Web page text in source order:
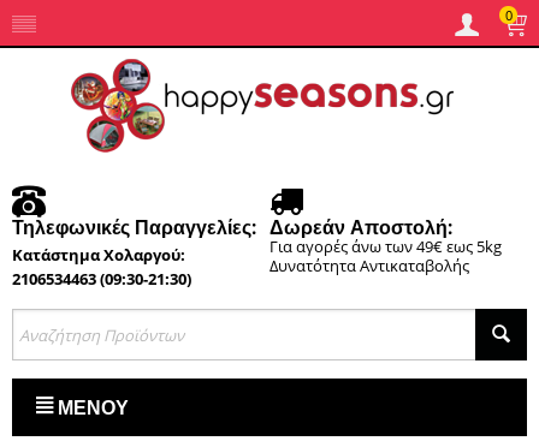
0
Τηλεφωνικές Παραγγελίες:
Κατάστημα Χολαργού:
2106534463 (09:30-21:30)
Δωρεάν Αποστολή:
Για αγορές άνω των 49€ εως 5kg
Δυνατότητα Αντικαταβολής
ΜΕΝΟΎ